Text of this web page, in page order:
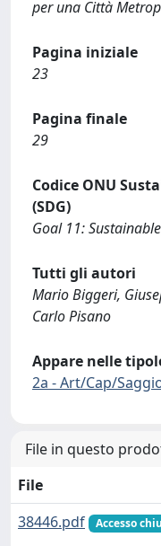
per una Città
Pagina iniziale
23
Pagina finale
29
Codice ONU
(SDG)
Goal 11:
Tutti gli autori
Mario Biggeri,
Carlo Pisano
Appare nelle
2a - Art/Cap/
File in questo
File
38446.pdf
Accesso